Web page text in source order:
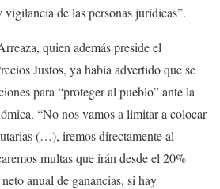
de las personas jurídicas”.
quien además preside el
Justos, ya había advertido que se
para “proteger al pueblo” ante la
“No nos vamos a limitar a colocar
(…), iremos directamente al
multas que irán desde el 20%
anual de ganancias, si hay